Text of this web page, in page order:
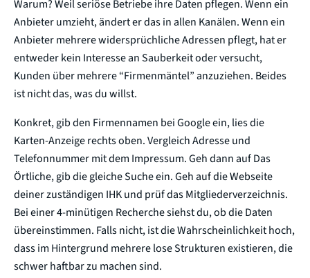
Warum? Weil seriöse Betriebe ihre Daten pflegen. Wenn ein
Anbieter umzieht, ändert er das in allen Kanälen. Wenn ein
Anbieter mehrere widersprüchliche Adressen pflegt, hat er
entweder kein Interesse an Sauberkeit oder versucht,
Kunden über mehrere “Firmenmäntel” anzuziehen. Beides
ist nicht das, was du willst.
Konkret, gib den Firmennamen bei Google ein, lies die
Karten-Anzeige rechts oben. Vergleich Adresse und
Telefonnummer mit dem Impressum. Geh dann auf Das
Örtliche, gib die gleiche Suche ein. Geh auf die Webseite
deiner zuständigen IHK und prüf das Mitgliederverzeichnis.
Bei einer 4-minütigen Recherche siehst du, ob die Daten
übereinstimmen. Falls nicht, ist die Wahrscheinlichkeit hoch,
dass im Hintergrund mehrere lose Strukturen existieren, die
schwer haftbar zu machen sind.